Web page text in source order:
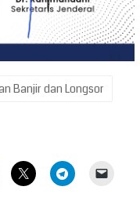
Banjir dan Longsor